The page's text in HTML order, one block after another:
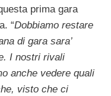
prima gara
“Dobbiamo restare
di gara sara’
I nostri rivali
anche vedere quali
visto che ci